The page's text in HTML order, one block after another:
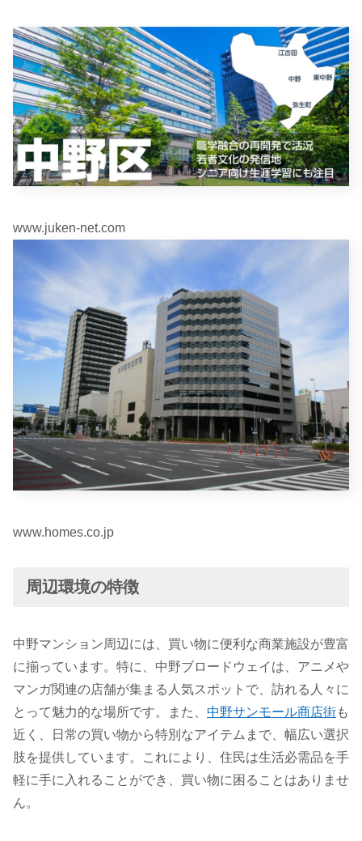
www.juken-net.com
www.homes.co.jp
周辺環境の特徴
中野マンション周辺には、買い物に便利な商業施設が豊富
に揃っています。特に、中野ブロードウェイは、アニメや
マンガ関連の店舗が集まる人気スポットで、訪れる人々に
とって魅力的な場所です。また、 中野サンモール商店街も
近く、日常の買い物から特別なアイテムまで、幅広い選択
肢を提供しています。これにより、住民は生活必需品を手
軽に手に入れることができ、買い物に困ることはありませ
ん。